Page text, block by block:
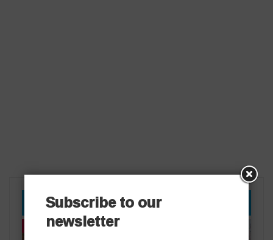
YOU MIGHT ALSO LIKE
తాజా వార్తలు
Subscribe to our
newsletter